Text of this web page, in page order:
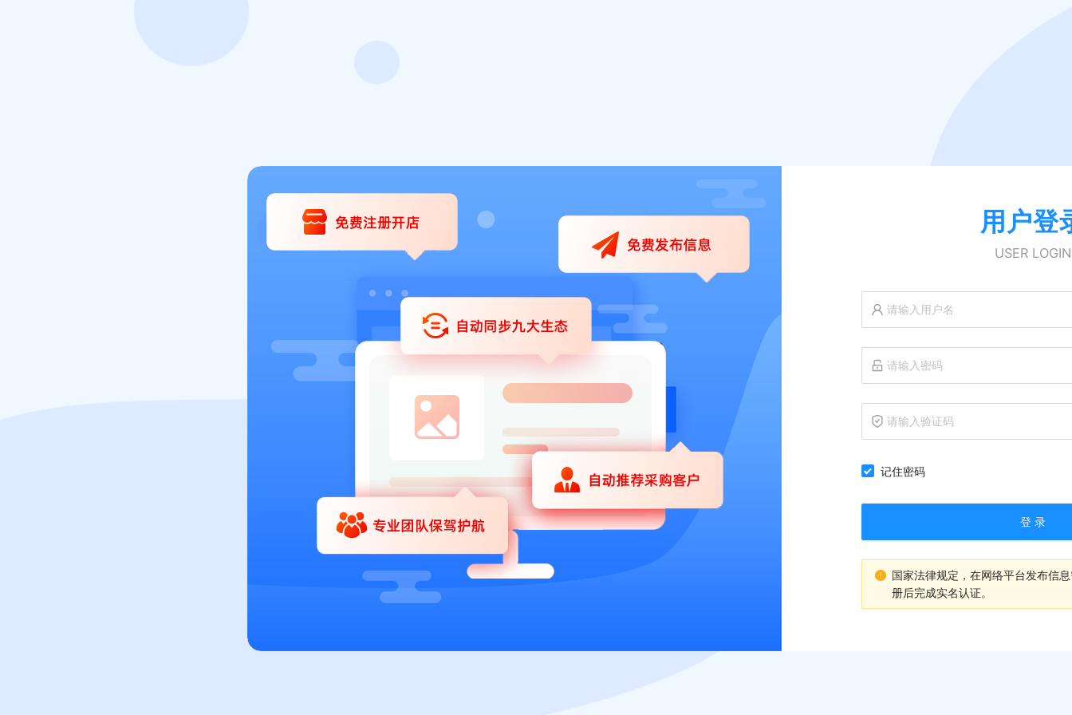
用户登
USER LOGIN
记住密码
登 录
国家法律规定，在网络平台发布信
册后完成实名认证。